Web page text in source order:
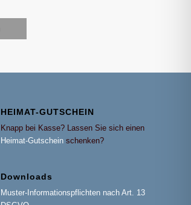
HEIMAT-GUTSCHEIN
Knapp bei Kasse? Lassen Sie sich einen
Heimat-Gutscheinschenken?
Downloads
Muster-Informationspflichten nach Art. 13